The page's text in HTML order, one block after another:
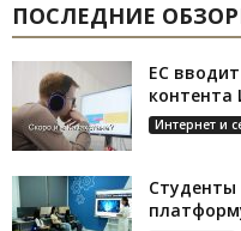
ПОСЛЕДНИЕ
ЕС
Интернет и
Студенты